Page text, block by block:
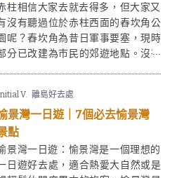
柱相信大家去就去得多，但大家又
沒有聽過位於赤柱西面的舂坎角公
呢？舂坎角為昔日軍事要塞，現時
分已改建為市民的郊遊地點。沒有
日半日就最適合不過啦！
V. 離島好去處
景灣一日遊｜7個必去愉景灣
點
景灣一日遊：愉景灣是一個理想的
日遊好去處，適合熱愛大自然或是